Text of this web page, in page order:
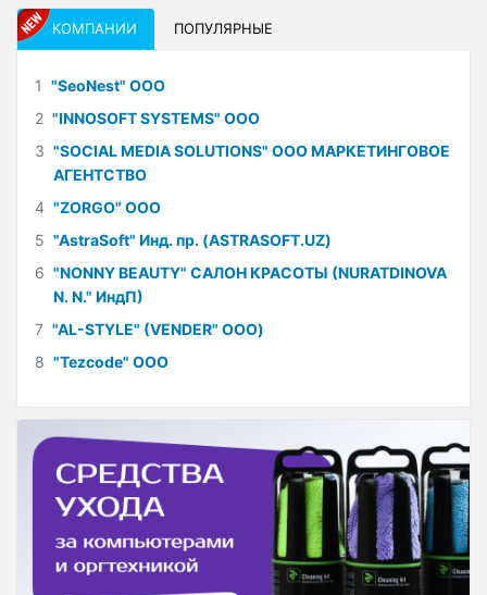
КОМПАНИИ ПОПУЛЯРНЫЕ
1 "SeoNest" ООО
2 "INNOSOFT SYSTEMS" ООО
3 "SOCIAL MEDIA SOLUTIONS" ООО МАРКЕТИНГОВОЕ
АГЕНТСТВО
4 "ZORGO" ООО
5 "AstraSoft" Инд. пр. (ASTRASOFT.UZ)
6 "NONNY BEAUTY" САЛОН КРАСОТЫ (NURATDINOVA
N. N." ИндП)
7 "AL-STYLE" (VENDER" ООО)
8 "Tezcode" ООО